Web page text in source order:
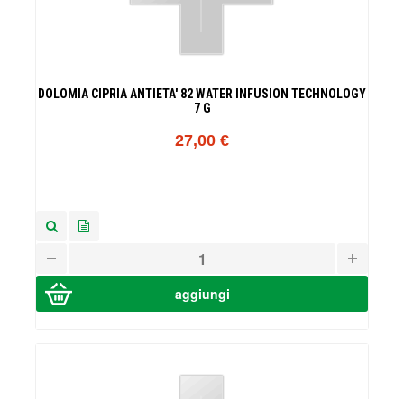
DOLOMIA CIPRIA ANTIETA' 82 WATER INFUSION TECHNOLOGY
7 G
27,00 €